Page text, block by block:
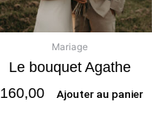
Mariage
Le bouquet Agathe
160,00 Ajouter au panier